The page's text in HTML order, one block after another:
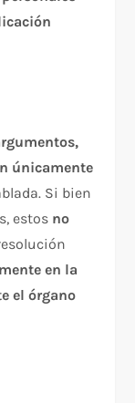
únicamente
Si bien
estos no
en la
el órgano